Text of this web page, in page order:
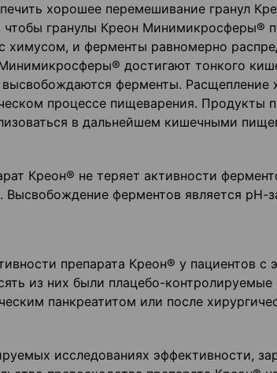
хорошее перемешивание гранул
гранулы Креон Минимикросферы®
химусом, и ферменты равномерно
достигают тонкого
ферменты. Расщепление
процессе пищеварения. Продукты
в дальнейшем кишечными
Креон® не теряет активности
Высвобождение ферментов является рН-
препарата Креон® у пациентов с
из них были плацебо-контролируемые
панкреатитом или после
исследованиях эффективности,